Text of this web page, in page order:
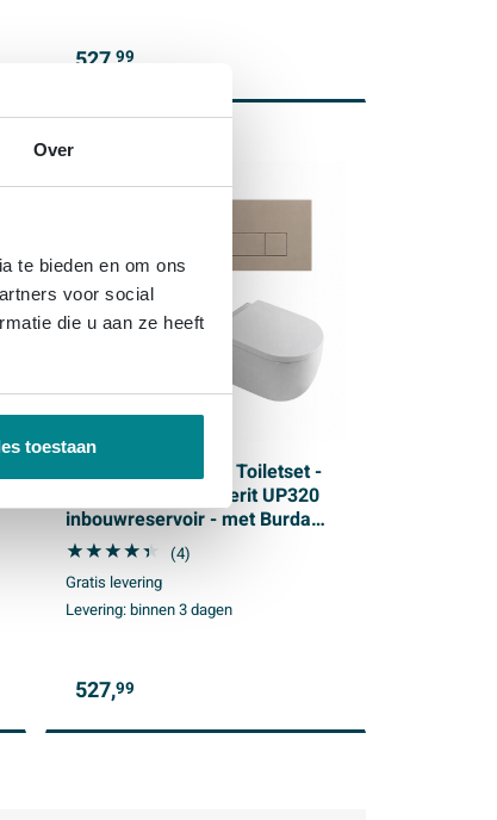
Over
te bieden en om ons
voor social
die u aan ze heeft
toestaan
527, 99
QeramiQ Dely Swirl Toiletset -
36.3x51.7cm - Geberit UP320
inbouwreservoir - met Burda
frame - 35mm zitting -
bedieningsplaat taupe -
rechthoekige knoppen - wit mat
(4)
Gratis levering
Levering:binnen 3 dagen
527,99